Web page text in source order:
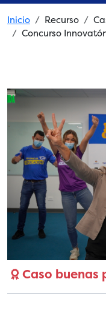
Breadcrumb
Inicio Recurso
Concurso
Caso buenas